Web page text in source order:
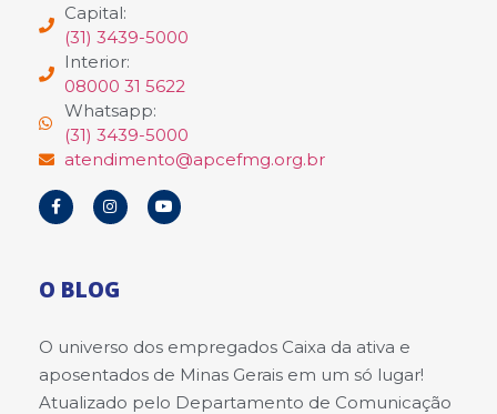
Capital:
(31) 3439-5000
Interior:
08000 31 5622
Whatsapp:
(31) 3439-5000
atendimento@apcefmg.org.br
O BLOG
O universo dos empregados Caixa da ativa e
aposentados de Minas Gerais em um só lugar!
Atualizado pelo Departamento de Comunicação